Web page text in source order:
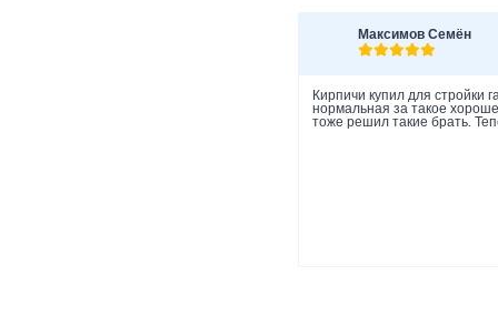
Максимов Семён
Кирпичи купил для стройки
нормальная за такое
тоже решил такие брать.